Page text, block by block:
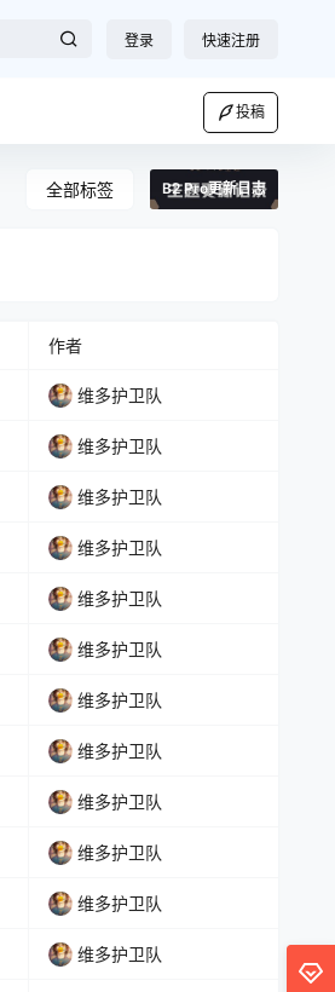
登录 快速注册
投稿
全部标签 B2 Pro更新日志
作者
维多护卫队
维多护卫队
维多护卫队
维多护卫队
维多护卫队
维多护卫队
维多护卫队
维多护卫队
维多护卫队
维多护卫队
维多护卫队
维多护卫队